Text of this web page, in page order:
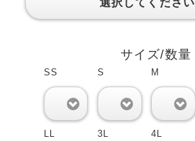
選択してください
サイズ/数量
SS S M
LL 3L 4L